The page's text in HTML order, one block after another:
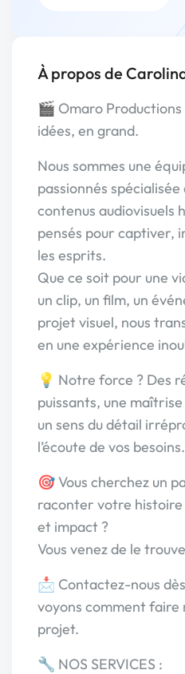
À propos de
🎬 Omaro Productions
idées, en grand.
Nous sommes une
passionnés
contenus audiovisuels
pensés pour captiver,
les esprits.
Que ce soit pour une
un clip, un film, un
projet visuel, nous
en une expérience
💡 Notre force ? Des
puissants, une
un sens du détail
l’écoute de vos besoins.
🎯 Vous cherchez un
raconter votre
et impact ?
Vous venez de le
📩 Contactez-nous
voyons comment
projet.
🔧 NOS SERVICES :